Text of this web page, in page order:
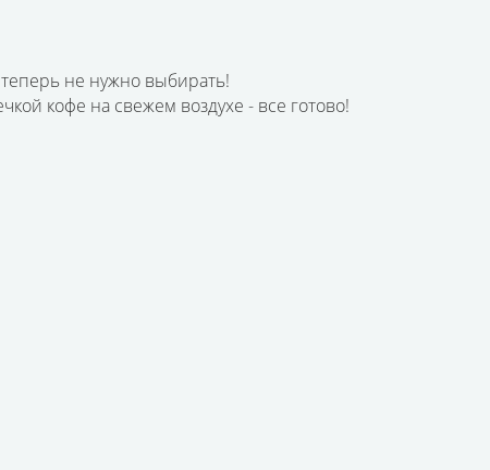
не нужно выбирать!
кофе на свежем воздухе - все готово!